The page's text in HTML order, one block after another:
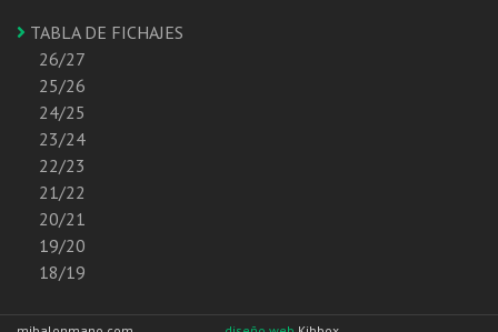
TABLA DE FICHAJES
26/27
25/26
24/25
23/24
22/23
21/22
20/21
19/20
18/19